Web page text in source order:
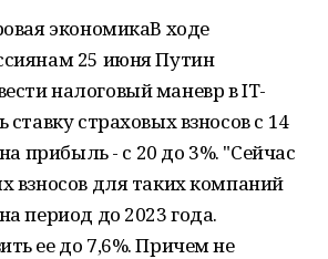
экономикаВ ходе
25 июня Путин
налоговый маневр в IT-
ставку страховых взносов с 14
прибыль - с 20 до 3%. "Сейчас
взносов для таких компаний
период до 2023 года.
ее до 7,6%. Причем не